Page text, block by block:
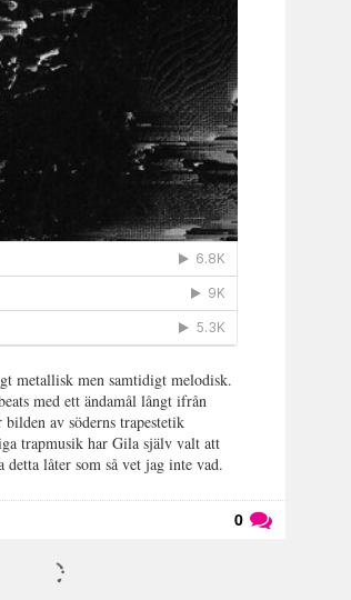
metallisk men samtidigt melodisk.
med ett ändamål långt ifrån
bilden av söderns trapestetik
trapmusik har Gila själv valt att
låter som så vet jag inte vad.
0